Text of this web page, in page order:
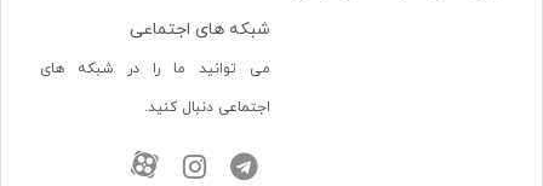
شبکه های اجتماعی
می توانید ما را در شبکه های
اجتماعی دنبال کنید.